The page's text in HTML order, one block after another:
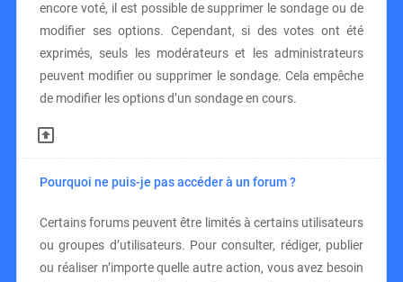
encore voté, il est possible de supprimer le sondage ou de
modifier ses options. Cependant, si des votes ont été
exprimés, seuls les modérateurs et les administrateurs
peuvent modifier ou supprimer le sondage. Cela empêche
de modifier les options d’un sondage en cours.
Pourquoi ne puis-je pas accéder à un forum ?
Certains forums peuvent être limités à certains utilisateurs
ou groupes d’utilisateurs. Pour consulter, rédiger, publier
ou réaliser n’importe quelle autre action, vous avez besoin